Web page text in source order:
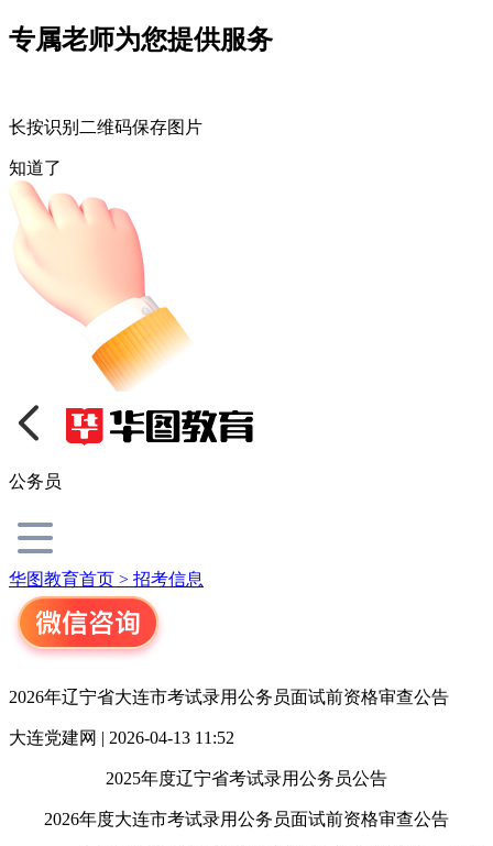
专属老师为您提供服务
长按识别二维码保存图片
知道了
公务员
华图教育首页 > 招考信息
2026年辽宁省大连市考试录用公务员面试前资格审查公告
大连党建网 | 2026-04-13 11:52
2025年度辽宁省考试录用公务员公告
2026年度大连市考试录用公务员面试前资格审查公告